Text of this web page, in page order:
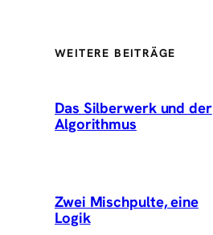
WEITERE BEITRÄGE
Das Silberwerk und der
Algorithmus
Zwei Mischpulte, eine
Logik